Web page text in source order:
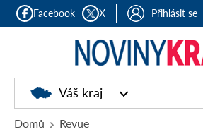
Facebook X Přihlásit se
Noviny
kraje
Váš kraj
Domů Revue